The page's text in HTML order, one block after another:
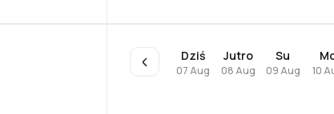
Dziś
07 Aug
Jutro
08 Aug
Su
09 Aug 10